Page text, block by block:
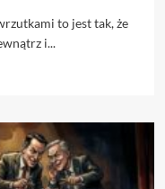
to jest tak, że
i...